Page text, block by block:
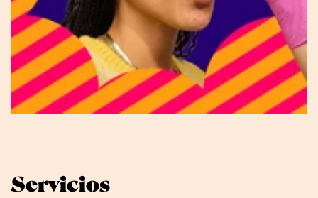
Servicios